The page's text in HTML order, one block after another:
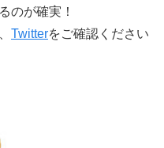
のが確実！
Twitterをご確認ください